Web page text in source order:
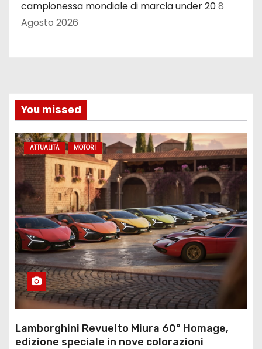
campionessa mondiale di marcia under 208
Agosto 2026
You missed
ATTUALITÀ MOTORI
Lamborghini Revuelto Miura 60° Homage,
edizione speciale in nove colorazioni